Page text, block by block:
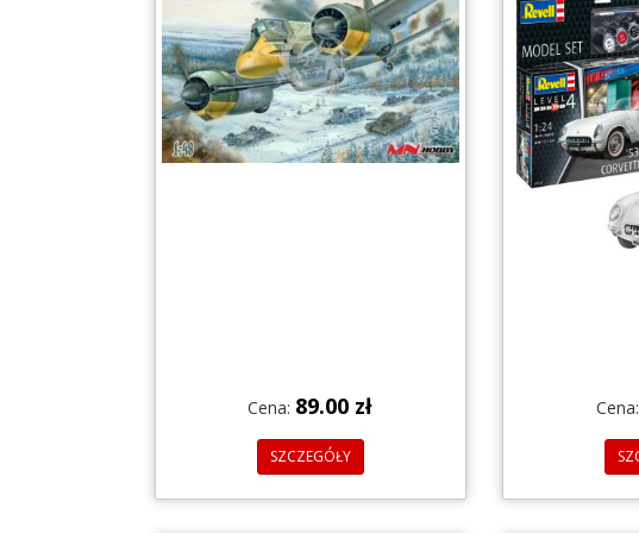
Cena: 89.00 zł
SZCZEGÓŁY
Cena: